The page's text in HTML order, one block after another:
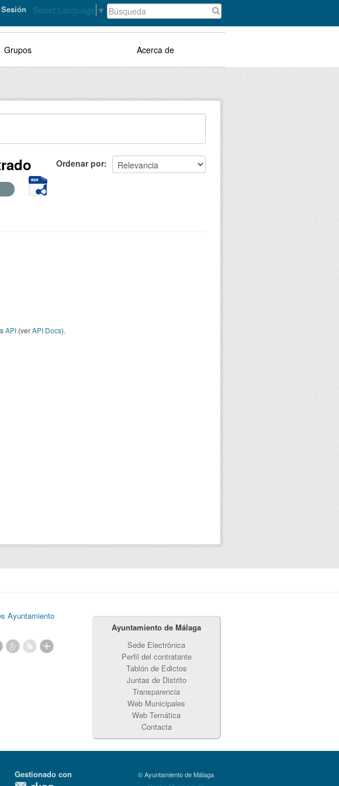
Select Language ▼
Grupos Acerca de
Ordenar por
API (verAPI Docs).
Ayuntamiento
Ayuntamiento de Málaga
Sede Electrónica
Perfil del contratante
Tablón de Edictos
Juntas de Distrito
Transparencia
Web Municipales
Web Temática
Contacta
Gestionado con
© Ayuntamiento de Málaga